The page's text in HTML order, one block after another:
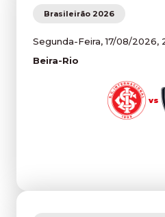
Brasileirão 2026
Segunda-Feira, 17/08/2026,
Beira-Rio
vs